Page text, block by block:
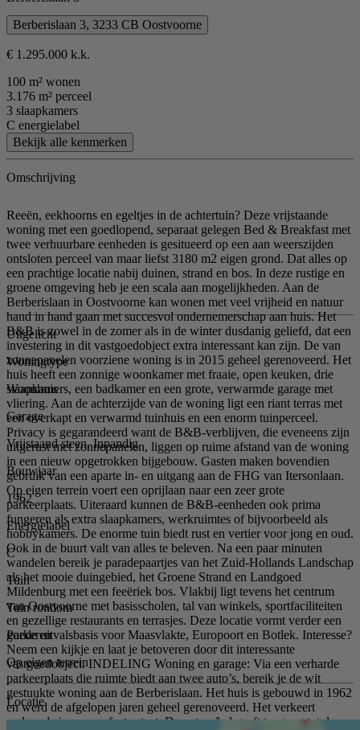
Berberislaan 3, 3233 CB Oostvoorne
€ 1.295.000 k.k.
100 m² wonen
3.176 m² perceel
3 slaapkamers
C energielabel
Bekijk alle kenmerken
Omschrijving
Reeën, eekhoorns en egeltjes in de achtertuin? Deze vrijstaande
woning met een goedlopend, separaat gelegen Bed & Breakfast met
twee verhuurbare eenheden is gesitueerd op een aan weerszijden
ontsloten perceel van maar liefst 3180 m2 eigen grond. Dat alles op
een prachtige locatie nabij duinen, strand en bos. In deze rustige en
groene omgeving heb je een scala aan mogelijkheden. Aan de
Berberislaan in Oostvoorne kan wonen met veel vrijheid en natuur
hand in hand gaan met succesvol ondernemerschap aan huis. Het
B&B is zowel in de zomer als in de winter dusdanig geliefd, dat een
investering in dit vastgoedobject extra interessant kan zijn. De van
zonnepanelen voorziene woning is in 2015 geheel gerenoveerd. Het
huis heeft een zonnige woonkamer met fraaie, open keuken, drie
slaapkamers, een badkamer en een grote, verwarmde garage met
vliering. Aan de achterzijde van de woning ligt een riant terras met
een overkapt en verwarmd tuinhuis en een enorm tuinperceel.
Privacy is gegarandeerd want de B&B-verblijven, die eveneens zijn
uitgerust met zonnepanelen, liggen op ruime afstand van de woning
in een nieuw opgetrokken bijgebouw. Gasten maken bovendien
gebruik van een aparte in- en uitgang aan de FHG van Itersonlaan.
Op eigen terrein voert een oprijlaan naar een zeer grote
parkeerplaats. Uiteraard kunnen de B&B-eenheden ook prima
fungeren als extra slaapkamers, werkruimtes of bijvoorbeeld als
hobbykamers. De enorme tuin biedt rust en vertier voor jong en oud.
Ook in de buurt valt van alles te beleven. Na een paar minuten
wandelen bereik je paradepaartjes van het Zuid-Hollands Landschap
als het mooie duingebied, het Groene Strand en Landgoed
Mildenburg met een feeëriek bos. Vlakbij ligt tevens het centrum
van Oostvoorne met basisscholen, tal van winkels, sportfaciliteiten
en gezellige restaurants en terrasjes. Deze locatie vormt verder een
goede uitvalsbasis voor Maasvlakte, Europoort en Botlek. Interesse?
Neem een kijkje en laat je betoveren door dit interessante
vastgoedobject. INDELING Woning en garage: Via een verharde
parkeerplaats die ruimte biedt aan twee auto’s, bereik je de wit
gestuukte woning aan de Berberislaan. Het huis is gebouwd in 1962
en werd de afgelopen jaren geheel gerenoveerd. Het verkeert
zodoende in een perfecte staat. De entree/hal geeft toegang tot de
Uitgelicht
Woningtype
Woonhuis
Garage
Vrijstaand steen, Inpandig
Bouwjaar
1962
Energielabel
C
Tuin
Tuin rondom
Parkeren
Op eigen terrein
Locatie